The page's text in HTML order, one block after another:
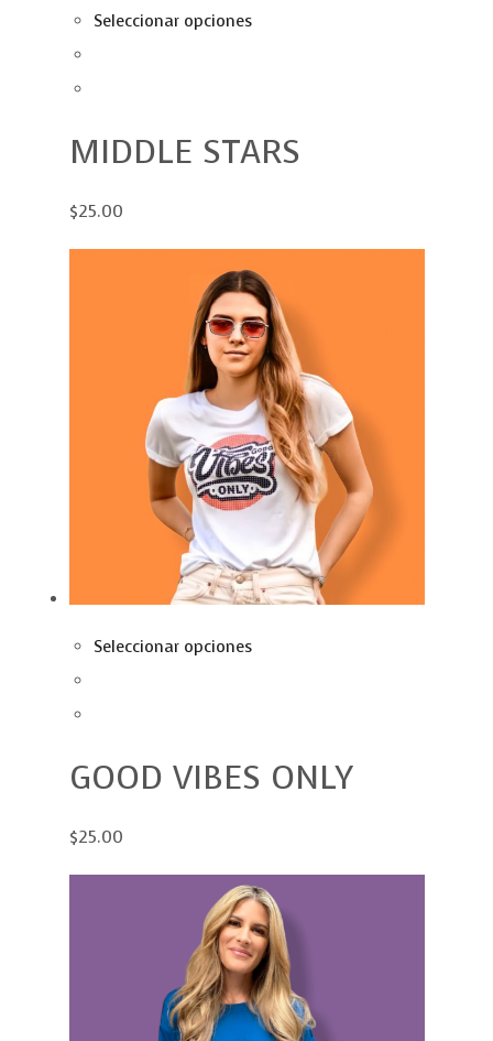
Seleccionar opciones
MIDDLE STARS
$25.00
Seleccionar opciones
GOOD VIBES ONLY
$25.00